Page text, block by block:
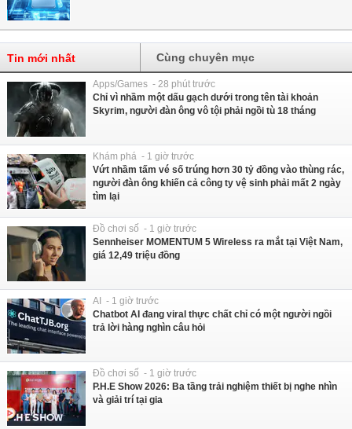
Tin mới nhất Cùng chuyên mục
Apps/Games - 28 phút trước
Chỉ vì nhầm một dấu gạch dưới trong tên tài khoản
Skyrim, người đàn ông vô tội phải ngồi tù 18 tháng
Khám phá - 1 giờ trước
Vứt nhầm tấm vé số trúng hơn 30 tỷ đồng vào thùng rác,
người đàn ông khiến cả công ty vệ sinh phải mất 2 ngày
tìm lại
Đồ chơi số - 1 giờ trước
Sennheiser MOMENTUM 5 Wireless ra mắt tại Việt Nam,
giá 12,49 triệu đồng
AI - 1 giờ trước
Chatbot AI đang viral thực chất chỉ có một người ngồi
trả lời hàng nghìn câu hỏi
Đồ chơi số - 1 giờ trước
P.H.E Show 2026: Ba tầng trải nghiệm thiết bị nghe nhìn
và giải trí tại gia